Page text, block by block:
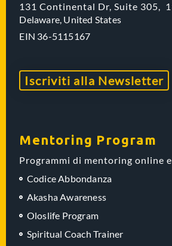
131 Continental Dr, Suite 305,
Delaware, United States
EIN 36-5115167
Iscriviti alla Newsletter
Mentoring Program
Programmi di mentoring online
Codice Abbondanza
Akasha Awareness
Oloslife Program
Spiritual Coach Trainer